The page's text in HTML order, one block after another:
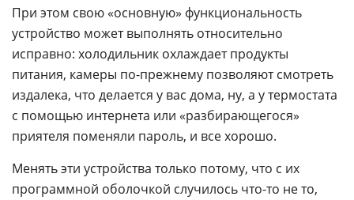
При этом свою «основную» функциональность
устройство может выполнять относительно
исправно: холодильник охлаждает продукты
питания, камеры по-прежнему позволяют смотреть
издалека, что делается у вас дома, ну, а у термостата
с помощью интернета или «разбирающегося»
приятеля поменяли пароль, и все хорошо.
Менять эти устройства только потому, что с их
программной оболочкой случилось что-то не то,